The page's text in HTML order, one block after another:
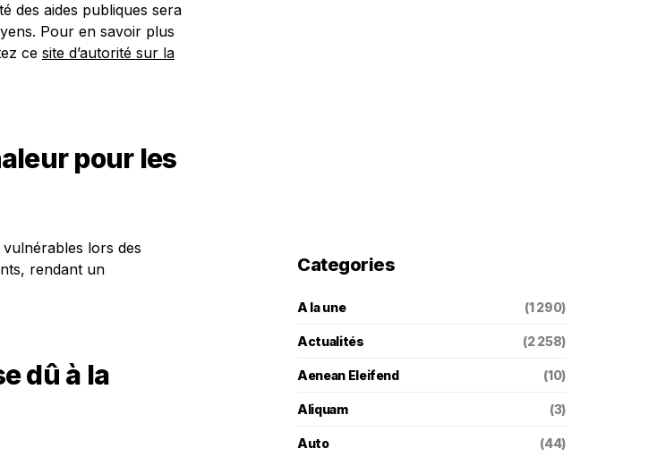
des aides publiques sera
Pour en savoir plus
ce site d’autorité sur la
pour les
lors des
rendant un
dû à la
Categories
A la une (1 290)
Actualités (2 258)
Aenean Eleifend (10)
Aliquam (3)
Auto (44)